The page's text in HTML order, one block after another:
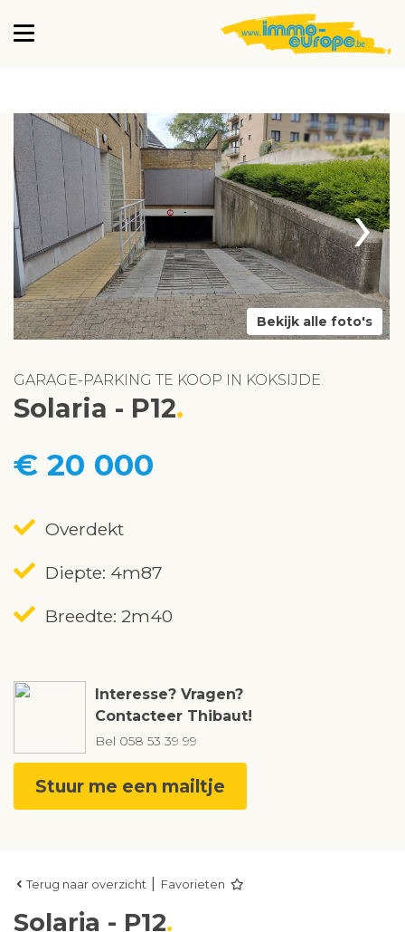
›
Bekijk alle foto's
GARAGE-PARKING TE KOOP IN KOKSIJDE
Solaria - P12
€ 20 000
Overdekt
Diepte: 4m87
Breedte: 2m40
Interesse? Vragen?
Contacteer Thibaut!
Bel 058 53 39 99
Stuur me een mailtje
Terug naar overzicht Favorieten
Solaria - P12